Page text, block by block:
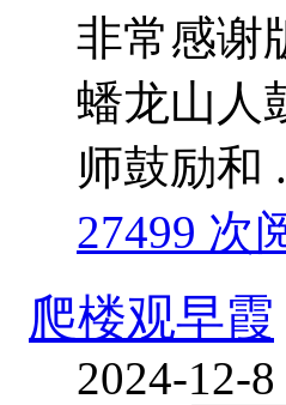
非常感谢
蟠龙山人
师鼓励和
27499 次
爬楼观早霞
2024-12-